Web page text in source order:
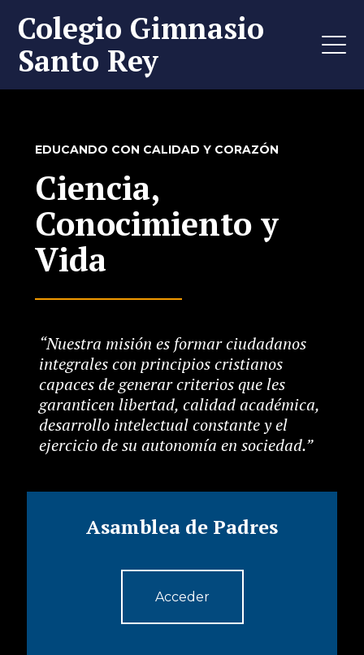
Colegio Gimnasio
Santo Rey
EDUCANDO CON CALIDAD Y CORAZÓN
Ciencia,
Conocimiento y
Vida
“Nuestra misión es formar ciudadanos
integrales con principios cristianos
capaces de generar criterios que les
garanticen libertad, calidad académica,
desarrollo intelectual constante y el
ejercicio de su autonomía en sociedad.”
Asamblea de Padres
Acceder